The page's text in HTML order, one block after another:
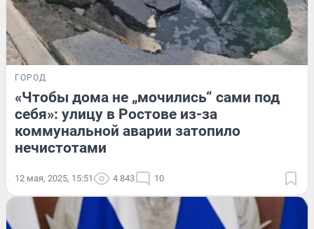
ГОРОД
«Чтобы дома не „мочились“ сами под
себя»: улицу в Ростове из-за
коммунальной аварии затопило
нечистотами
12 мая, 2025, 15:51 4 843 10